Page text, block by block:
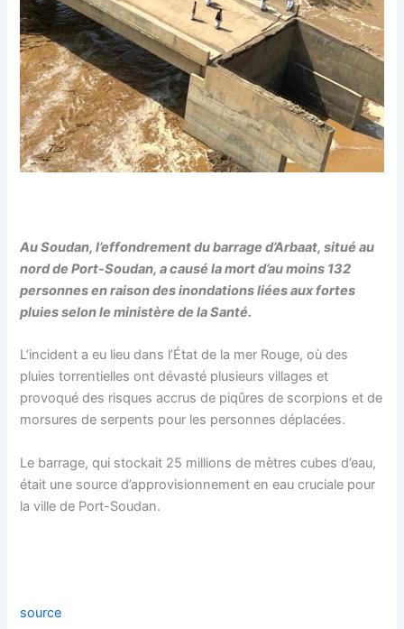
Au Soudan, l’effondrement du barrage d’Arbaat, situé au
nord de Port-Soudan, a causé la mort d’au moins 132
personnes en raison des inondations liées aux fortes
pluies selon le ministère de la Santé.
L’incident a eu lieu dans l’État de la mer Rouge, où des
pluies torrentielles ont dévasté plusieurs villages et
provoqué des risques accrus de piqûres de scorpions et de
morsures de serpents pour les personnes déplacées.
Le barrage, qui stockait 25 millions de mètres cubes d’eau,
était une source d’approvisionnement en eau cruciale pour
la ville de Port-Soudan.
source